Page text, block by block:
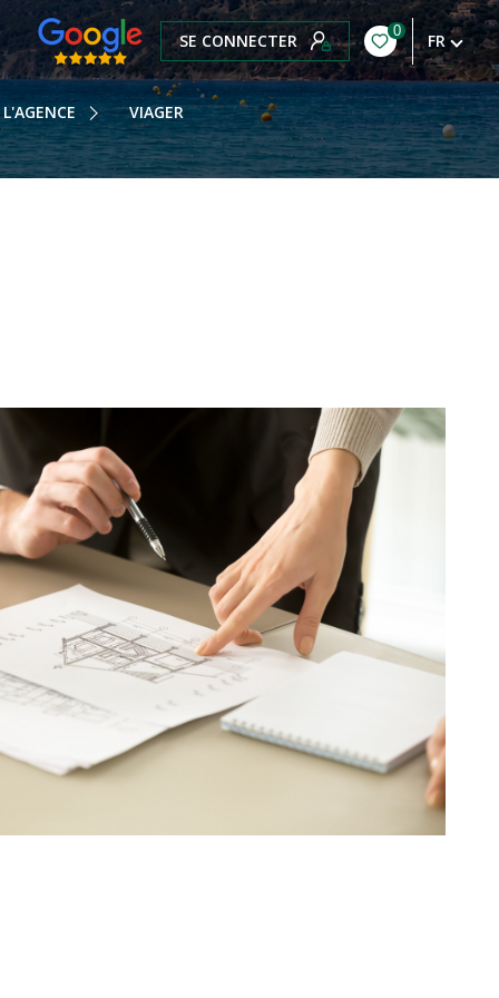
SE CONNECTER 0 FR
L'AGENCE
HISTOIRE
ÉQUIPE
HONORAIRES
VIAGER